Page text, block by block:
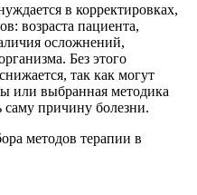
в корректировках,
возраста пациента,
осложнений,
Без этого
так как могут
или выбранная методика
саму причину болезни.
методов терапии в